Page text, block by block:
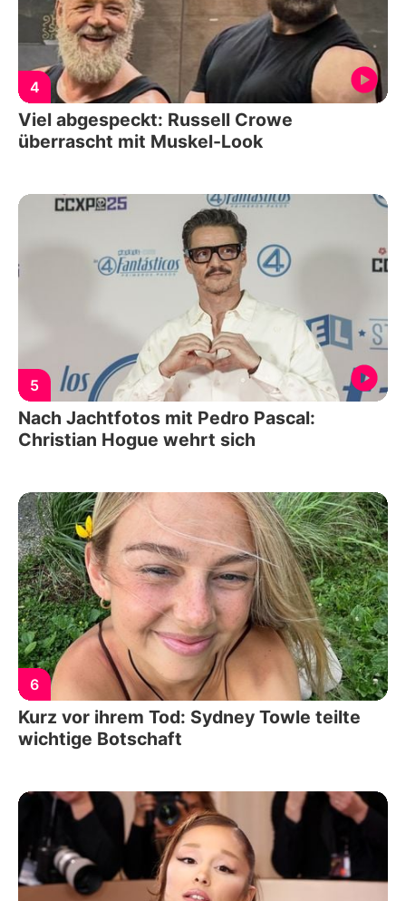
4
Viel abgespeckt: Russell Crowe
überrascht mit Muskel-Look
5
Nach Jachtfotos mit Pedro Pascal:
Christian Hogue wehrt sich
6
Kurz vor ihrem Tod: Sydney Towle teilte
wichtige Botschaft